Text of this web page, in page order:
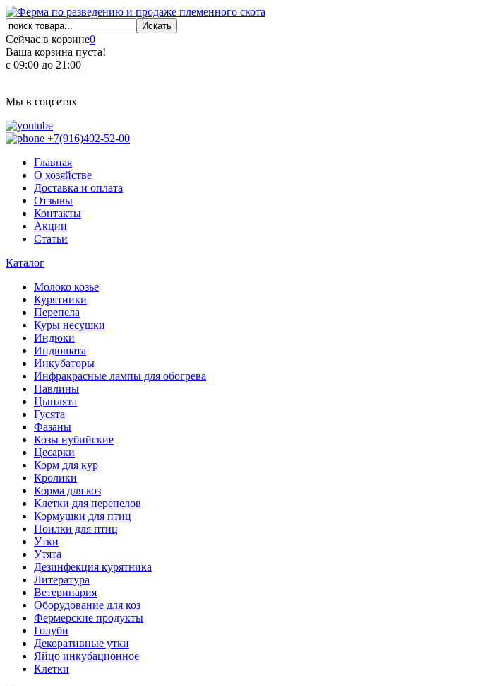
Сейчас в корзине0
Ваша корзина пуста!
с 09:00 до 21:00
Мы в соцсетях
+7(916)402-52-00
Главная
О хозяйстве
Доставка и оплата
Отзывы
Контакты
Акции
Статьи
Каталог
Молоко козье
Курятники
Перепела
Куры несушки
Индюки
Индюшата
Инкубаторы
Инфракрасные лампы для обогрева
Павлины
Цыплята
Гусята
Фазаны
Козы нубийские
Цесарки
Корм для кур
Кролики
Корма для коз
Клетки для перепелов
Кормушки для птиц
Поилки для птиц
Утки
Утята
Дезинфекция курятника
Литература
Ветеринария
Оборудование для коз
Фермерские продукты
Голуби
Декоративные утки
Яйцо инкубационное
Клетки